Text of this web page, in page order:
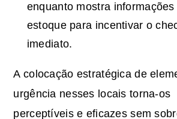
enquanto mostra informações
estoque para incentivar o
imediato.
A colocação estratégica de
urgência nesses locais torna-os
perceptíveis e eficazes sem